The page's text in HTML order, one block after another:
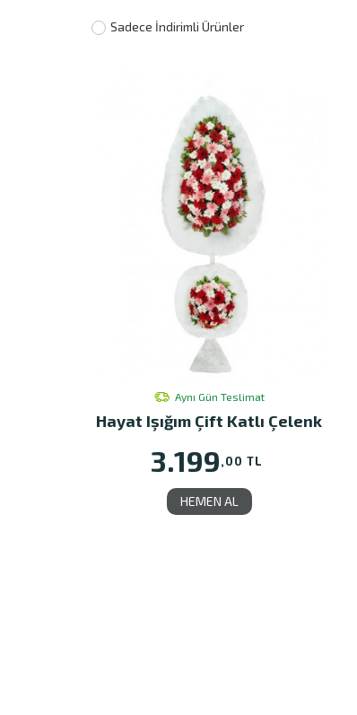
Sadece İndirimli Ürünler
Aynı Gün Teslimat
Hayat Işığım Çift Katlı Çelenk
3.199,00 TL
HEMEN AL